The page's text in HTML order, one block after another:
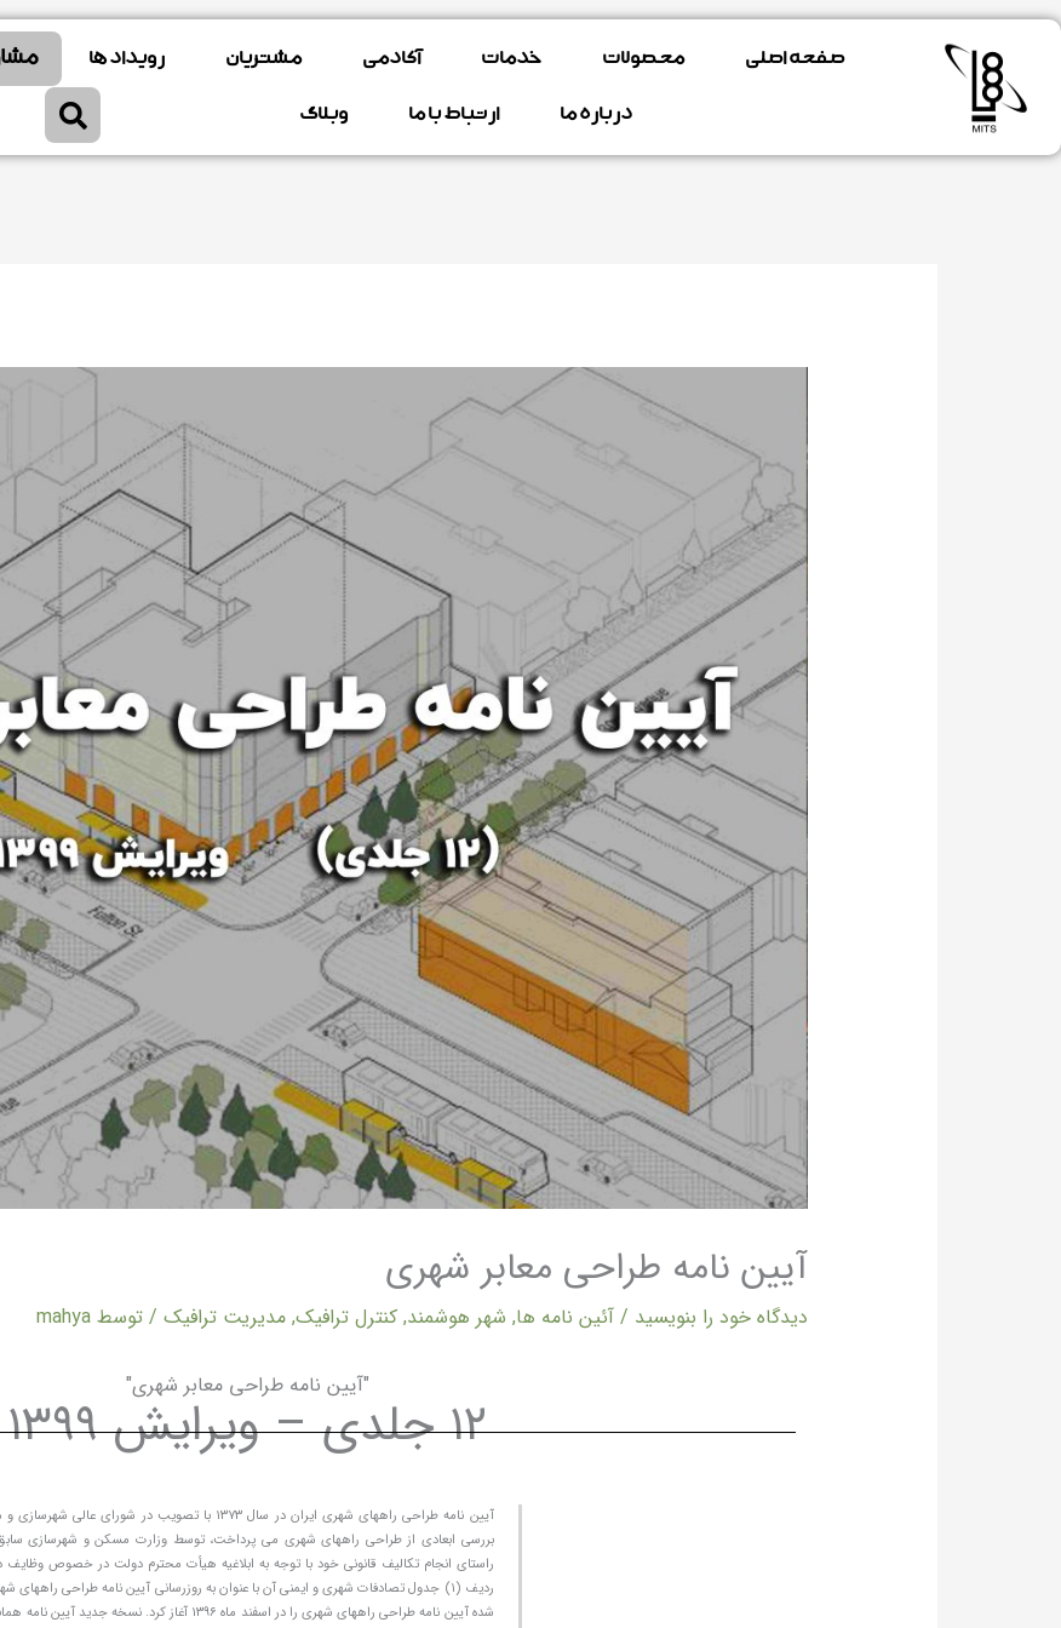
رفتن
محتوا
صفحه اصلی محصولات خدمات آکادمی مشتریان
رویداد ها
درباره ما
ارتباط با ما وبلاگ
آیین نامه طراحی معابر شهری
دیدگاه‌ خود را بنویسید / آئین نامه ها, شهر هوشمند, کنترل ترافیک, مدیریت ترافیک/ توسط mahya
"آیین نامه طراحی معابر شهری"
۱۲ جلدی – ویرایش ۱۳۹۹
بررسی ابعادی از طراحی راههای شهری می پرداخت، توسط وزارت مسکن و شهرسازی سابق
راستای انجام تکالیف قانونی خود با توجه به ابلاغیه هیأت محترم دولت در خصوص